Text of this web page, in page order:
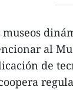
al
de